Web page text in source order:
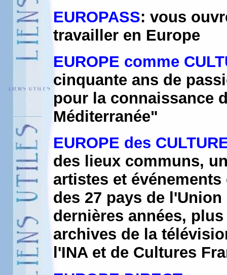
EUROPASS: vous
travailler en Europe
EUROPE comme
cinquante ans de
pour la connaissance
Méditerranée"
EUROPE des
des lieux communs,
artistes et
des 27 pays de
dernières années,
archives de la
l'INA et de Cultures